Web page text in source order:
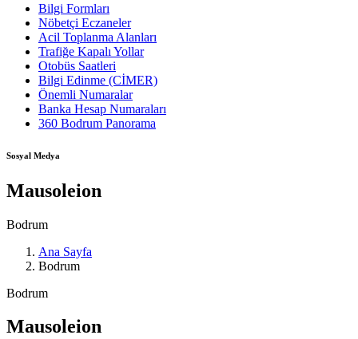
Bilgi Formları
Nöbetçi Eczaneler
Acil Toplanma Alanları
Trafiğe Kapalı Yollar
Otobüs Saatleri
Bilgi Edinme (CİMER)
Önemli Numaralar
Banka Hesap Numaraları
360 Bodrum Panorama
Sosyal Medya
Mausoleion
Bodrum
Ana Sayfa
Bodrum
Bodrum
Mausoleion